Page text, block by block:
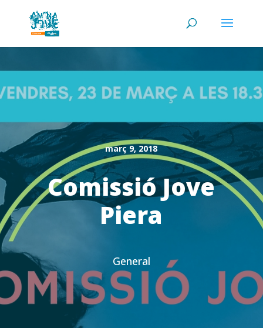
març 9, 2018
Comissió Jove
Piera
General